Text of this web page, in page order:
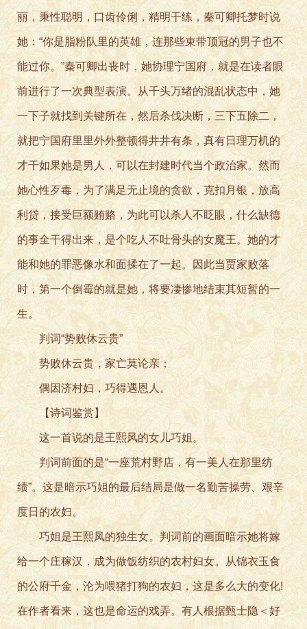
丽，秉性聪明，口齿伶俐，精明干练，秦可卿托梦时说
她：“你是脂粉队里的英雄，连那些束带顶冠的男子也不
能过你。”秦可卿出丧时，她协理宁国府，就是在读者眼
前进行了一次典型表演。从千头万绪的混乱状态中，她
一下子就找到关键所在，然后杀伐决断，三下五除二，
就把宁国府里里外外整顿得井井有条，真有日理万机的
才干如果她是男人，可以在封建时代当个政治家。然而
她心性歹毒，为了满足无止境的贪欲，克扣月银，放高
利贷，接受巨额贿赂，为此可以杀人不眨眼，什么缺德
的事全干得出来，是个吃人不吐骨头的女魔王。她的才
能和她的罪恶像水和面揉在了一起。因此当贾家败落
时，第一个倒霉的就是她，将要凄惨地结束其短暂的一
生。
判词“势败休云贵”
势败休云贵，家亡莫论亲；
偶因济村妇，巧得遇恩人。
【诗词鉴赏】
这一首说的是王熙风的女儿巧姐。
判词前面的是“一座荒村野店，有一美人在那里纺
绩”。这是暗示巧姐的最后结局是做一名勤苦操劳、艰辛
度日的农妇。
巧姐是王熙凤的独生女。判词前的画面暗示她将嫁
给一个庄稼汉，成为做饭纺织的农村妇女。从锦衣玉食
的公府千金，沦为喂猪打狗的农妇，这是多么大的变化!
在作者看来，这也是命运的戏弄。有人根据甄士隐＜好